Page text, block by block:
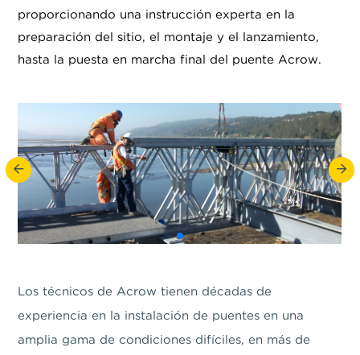
proporcionando una instrucción experta en la
preparación del sitio, el montaje y el lanzamiento,
hasta la puesta en marcha final del puente Acrow.
Los técnicos de Acrow tienen décadas de
experiencia en la instalación de puentes en una
amplia gama de condiciones difíciles, en más de